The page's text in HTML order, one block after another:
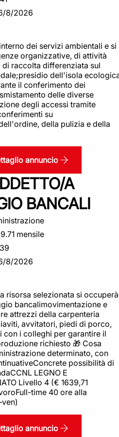
8/2026
dei servizi ambientali e si
organizzative, di attività
raccolta differenziata sul
dell'isola
il conferimento dei
delle diverse
degli accessi tramite
su
della pulizia e della
annuncio
A
BANCALI
mensile
8/2026
risorsa selezionata si occuperà
bancalimovimentazione e
attrezzi della carpenteria
avvitatori, piedi di porco,
i colleghi per garantire il
richiesto 🎁 Cosa
determinato, con
possibilità di
LEGNO E
Livello 4 (€ 1639,71
time 40 ore alla
annuncio